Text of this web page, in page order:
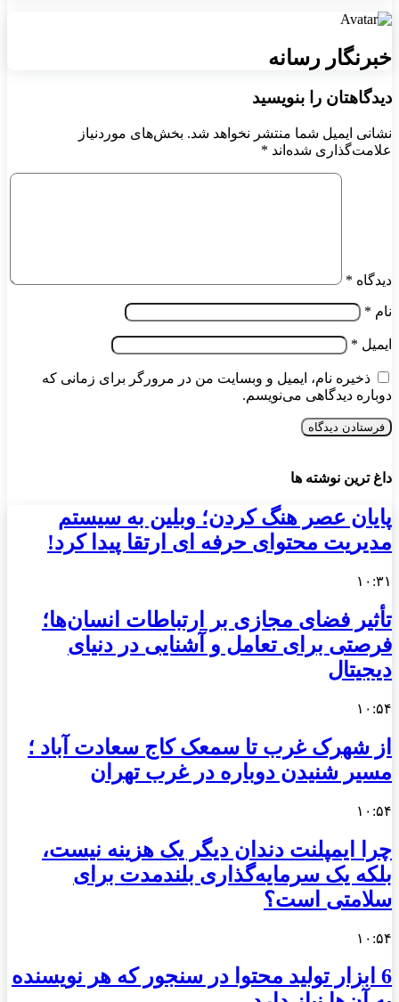
خبرنگار رسانه
دیدگاهتان را بنویسید
نشانی ایمیل شما منتشر نخواهد شد. بخش‌های موردنیاز
علامت‌گذاری شده‌اند *
دیدگاه *
نام *
ایمیل *
ذخیره نام، ایمیل و وبسایت من در مرورگر برای زمانی که
دوباره دیدگاهی می‌نویسم.
داغ ترین نوشته ها
پایان عصر هنگ کردن؛ وبلین به سیستم
مدیریت محتوای حرفه ای ارتقا پیدا کرد!
۱۰:۳۱
تأثیر فضای مجازی بر ارتباطات انسان‌ها؛
فرصتی برای تعامل و آشنایی در دنیای
دیجیتال
۱۰:۵۴
از شهرک غرب تا سمعک کاج سعادت آباد ؛
مسیر شنیدن دوباره در غرب تهران
۱۰:۵۴
چرا ایمپلنت دندان دیگر یک هزینه نیست،
بلکه یک سرمایه‌گذاری بلندمدت برای
سلامتی است؟
۱۰:۵۴
6 ابزار تولید محتوا در سنجور که هر نویسنده